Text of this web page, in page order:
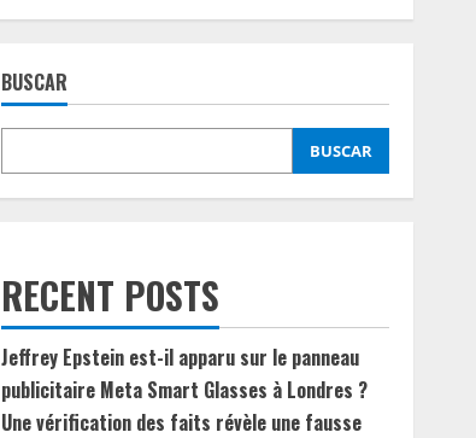
BUSCAR
BUSCAR
RECENT POSTS
Jeffrey Epstein est-il apparu sur le panneau
publicitaire Meta Smart Glasses à Londres ?
Une vérification des faits révèle une fausse